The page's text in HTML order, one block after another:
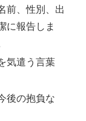
前、性別、出
に報告しま
気遣う言葉
後の抱負な